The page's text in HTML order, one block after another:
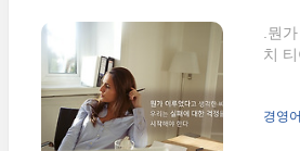
.뭔
치
경영